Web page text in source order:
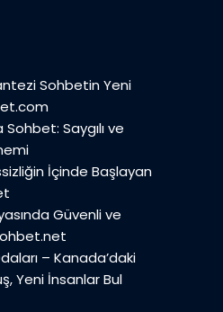
Sohbetin Yeni
Saygılı ve
İçinde Başlayan
Güvenli ve
– Kanada’daki
Yeni İnsanlar Bul